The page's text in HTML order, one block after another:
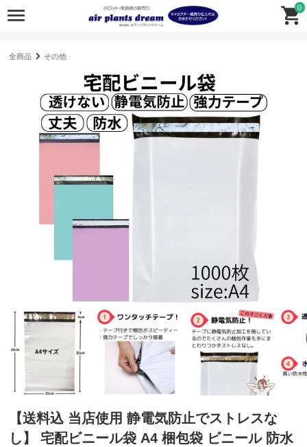
0
全商品 その他
【送料込 当店使用 静電気防止でストレスな
し】 宅配ビニール袋 A4 梱包袋 ビニール 防水